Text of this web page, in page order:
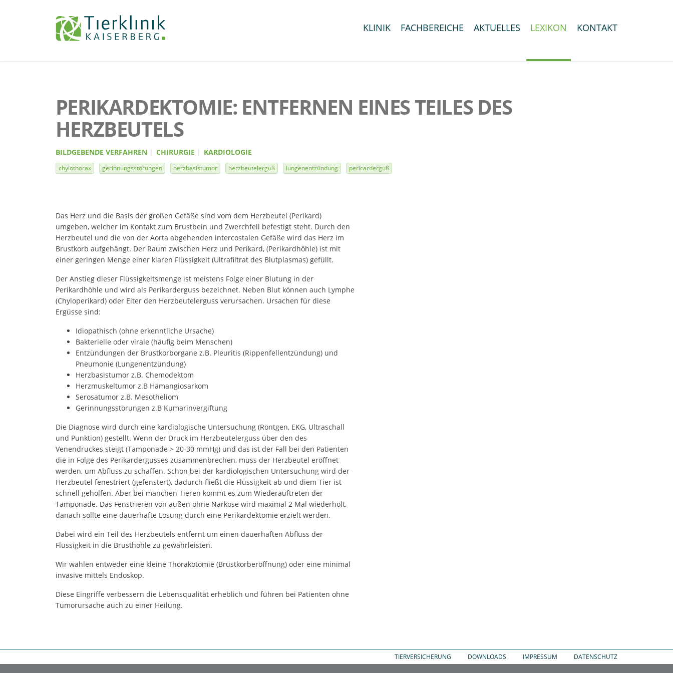
KLINIK FACHBEREICHE AKTUELLES LEXIKON KONTAKT
PERIKARDEKTOMIE: ENTFERNEN EINES TEILES DES
HERZBEUTELS
BILDGEBENDE VERFAHREN CHIRURGIE KARDIOLOGIE
chylothorax gerinnungsstörungen herzbasistumor herzbeutelerguß lungenentzündung pericarderguß
Das Herz und die Basis der großen Gefäße sind vom dem Herzbeutel (Perikard)
umgeben, welcher im Kontakt zum Brustbein und Zwerchfell befestigt steht. Durch den
Herzbeutel und die von der Aorta abgehenden intercostalen Gefäße wird das Herz im
Brustkorb aufgehängt. Der Raum zwischen Herz und Perikard, (Perikardhöhle) ist mit
einer geringen Menge einer klaren Flüssigkeit (Ultrafiltrat des Blutplasmas) gefüllt.
Der Anstieg dieser Flüssigkeitsmenge ist meistens Folge einer Blutung in der
Perikardhöhle und wird als Perikarderguss bezeichnet. Neben Blut können auch Lymphe
(Chyloperikard) oder Eiter den Herzbeutelerguss verursachen. Ursachen für diese
Ergüsse sind:
Idiopathisch (ohne erkenntliche Ursache)
Bakterielle oder virale (häufig beim Menschen)
Entzündungen der Brustkorborgane z.B. Pleuritis (Rippenfellentzündung) und
Pneumonie (Lungenentzündung)
Herzbasistumor z.B. Chemodektom
Herzmuskeltumor z.B Hämangiosarkom
Serosatumor z.B. Mesotheliom
Gerinnungsstörungen z.B Kumarinvergiftung
Die Diagnose wird durch eine kardiologische Untersuchung (Röntgen, EKG, Ultraschall
und Punktion) gestellt. Wenn der Druck im Herzbeutelerguss über den des
Venendruckes steigt (Tamponade > 20-30 mmHg) und das ist der Fall bei den Patienten
die in Folge des Perikardergusses zusammenbrechen, muss der Herzbeutel eröffnet
werden, um Abfluss zu schaffen. Schon bei der kardiologischen Untersuchung wird der
Herzbeutel fenestriert (gefenstert), dadurch fließt die Flüssigkeit ab und diem Tier ist
schnell geholfen. Aber bei manchen Tieren kommt es zum Wiederauftreten der
Tamponade. Das Fenstrieren von außen ohne Narkose wird maximal 2 Mal wiederholt,
danach sollte eine dauerhafte Lösung durch eine Perikardektomie erzielt werden.
Dabei wird ein Teil des Herzbeutels entfernt um einen dauerhaften Abfluss der
Flüssigkeit in die Brusthöhle zu gewährleisten.
Wir wählen entweder eine kleine Thorakotomie (Brustkorberöffnung) oder eine minimal
invasive mittels Endoskop.
Diese Eingriffe verbessern die Lebensqualität erheblich und führen bei Patienten ohne
Tumorursache auch zu einer Heilung.
TIERVERSICHERUNG DOWNLOADS IMPRESSUM DATENSCHUTZ